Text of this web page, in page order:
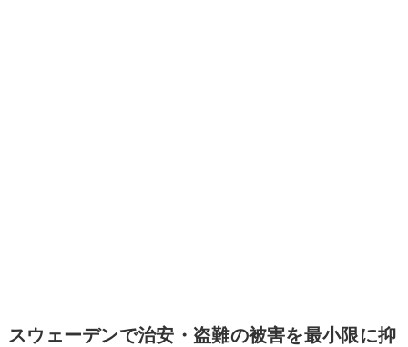
スウェーデンで治安・盗難の被害を最小限に抑